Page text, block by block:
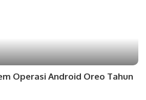
Operasi Android Oreo Tahun